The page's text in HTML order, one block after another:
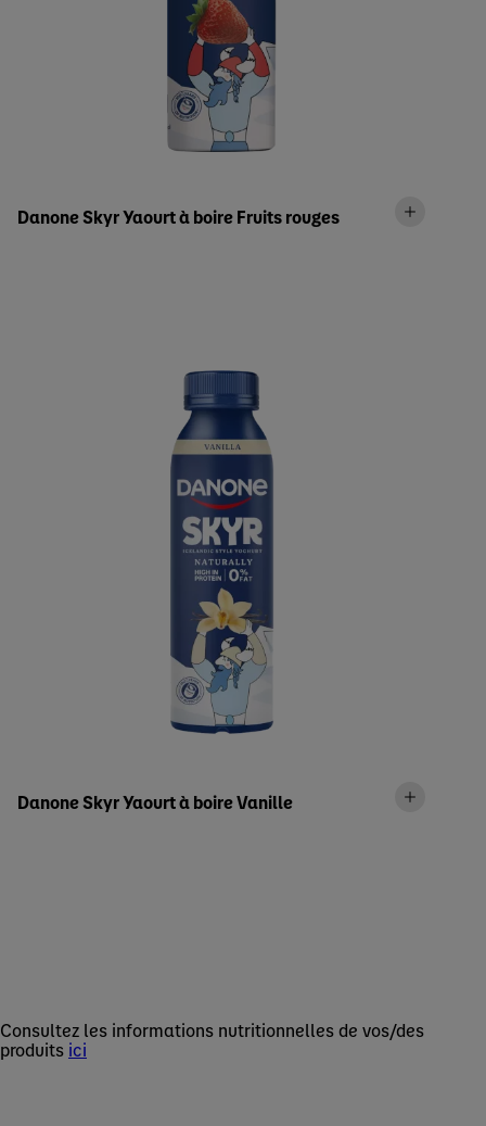
Danone Skyr Yaourt à boire Fruits rouges
Danone Skyr Yaourt à boire Vanille
Consultez les informations nutritionnelles de vos/des
produits ici